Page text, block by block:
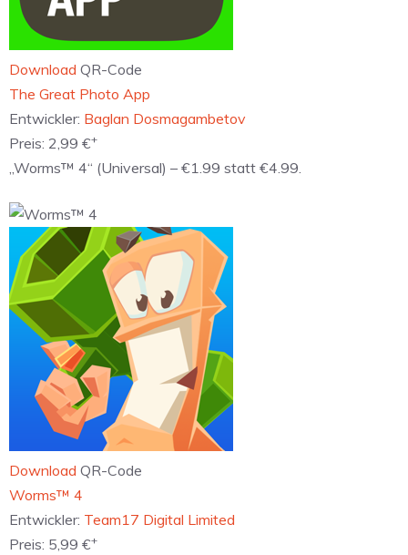
Download QR-Code
‎The Great Photo App
Entwickler: Baglan Dosmagambetov
Preis: 2,99 €+
„Worms™ 4“ (Universal) – €1.99 statt €4.99.
Download QR-Code
‎Worms™ 4
Entwickler: Team17 Digital Limited
Preis: 5,99 €+